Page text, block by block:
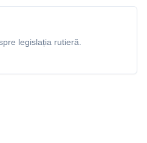
legislația rutieră.